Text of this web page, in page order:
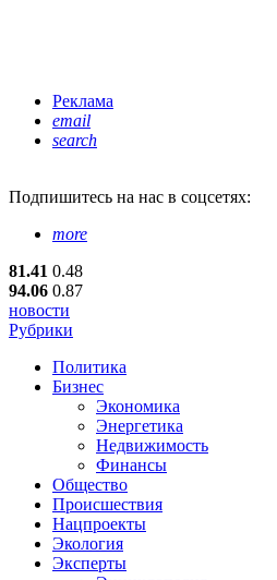
Реклама
email
search
Подпишитесь на нас в соцсетях:
more
81.41 0.48
94.06 0.87
новости
Рубрики
Политика
Бизнес
Экономика
Энергетика
Недвижимость
Финансы
Общество
Происшествия
Нацпроекты
Экология
Эксперты